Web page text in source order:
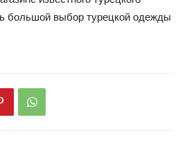
большой выбор турецкой одежды